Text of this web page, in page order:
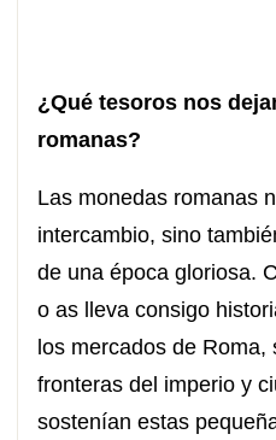
¿Qué tesoros nos
romanas?
Las monedas romanas
intercambio, sino
de una época gloriosa.
o as lleva consigo
los mercados de Roma,
fronteras del imperio y
sostenían estas